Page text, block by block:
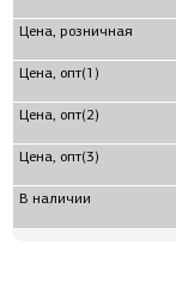
Цена, розничная
Цена, опт(1)
Цена, опт(2)
Цена, опт(3)
В наличии